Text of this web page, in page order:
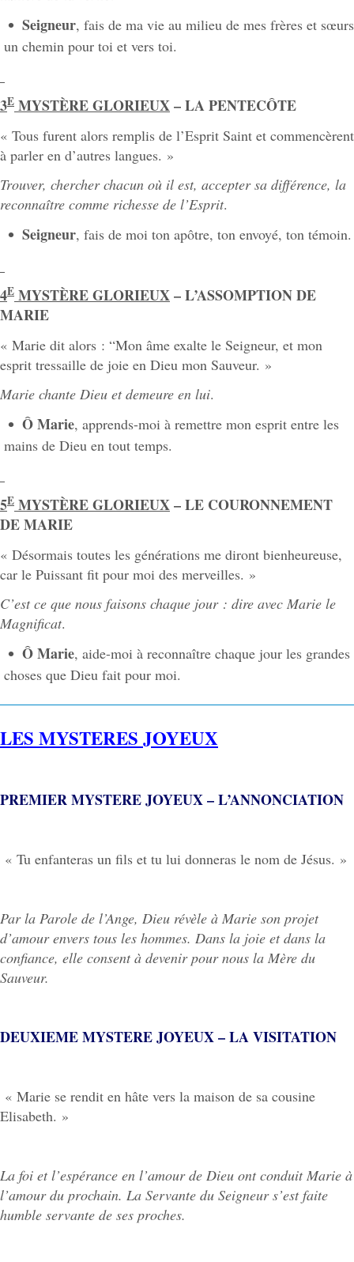
Seigneur, fais de ma vie au milieu de mes frères et sœurs
un chemin pour toi et vers toi.
3E MYSTÈRE GLORIEUX– LA PENTECÔTE
« Tous furent alors remplis de l’Esprit Saint et commencèrent
à parler en d’autres langues. »
Trouver, chercher chacun où il est, accepter sa différence, la
reconnaître comme richesse de l’Esprit.
Seigneur, fais de moi ton apôtre, ton envoyé, ton témoin.
4E MYSTÈRE GLORIEUX– L’ASSOMPTION DE
MARIE
« Marie dit alors : “Mon âme exalte le Seigneur, et mon
esprit tressaille de joie en Dieu mon Sauveur. »
Marie chante Dieu et demeure en lui.
Ô Marie, apprends-moi à remettre mon esprit entre les
mains de Dieu en tout temps.
5E MYSTÈRE GLORIEUX– LE COURONNEMENT
DE MARIE
« Désormais toutes les générations me diront bienheureuse,
car le Puissant fit pour moi des merveilles. »
C’est ce que nous faisons chaque jour : dire avec Marie le
Magnificat.
Ô Marie, aide-moi à reconnaître chaque jour les grandes
choses que Dieu fait pour moi.
LES MYSTERES JOYEUX
PREMIER MYSTERE JOYEUX – L’ANNONCIATION
« Tu enfanteras un fils et tu lui donneras le nom de Jésus. »
Par la Parole de l’Ange, Dieu révèle à Marie son projet
d’amour envers tous les hommes. Dans la joie et dans la
confiance, elle consent à devenir pour nous la Mère du
Sauveur.
DEUXIEME MYSTERE JOYEUX – LA VISITATION
« Marie se rendit en hâte vers la maison de sa cousine
Elisabeth. »
La foi et l’espérance en l’amour de Dieu ont conduit Marie à
l’amour du prochain. La Servante du Seigneur s’est faite
humble servante de ses proches.